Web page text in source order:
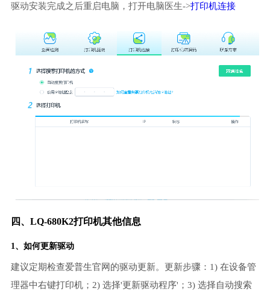
驱动安装完成之后重启电脑，打开电脑医生->打印机连接
四、LQ-680K2打印机其他信息
1、如何更新驱动
建议定期检查爱普生官网的驱动更新。更新步骤：1) 在设备管
理器中右键打印机；2) 选择'更新驱动程序'；3) 选择自动搜索